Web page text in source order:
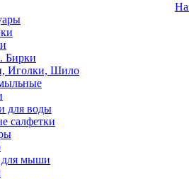
Бирки
Иголки, Шило
для воды
салфетки
для мыши